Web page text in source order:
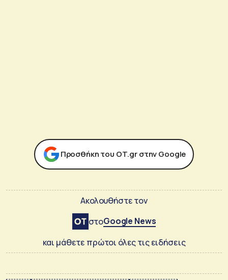
Προσθήκη του ΟΤ.gr στην Google
Ακολουθήστε τον
στοGoogle News
και μάθετε πρώτοι όλες τις ειδήσεις